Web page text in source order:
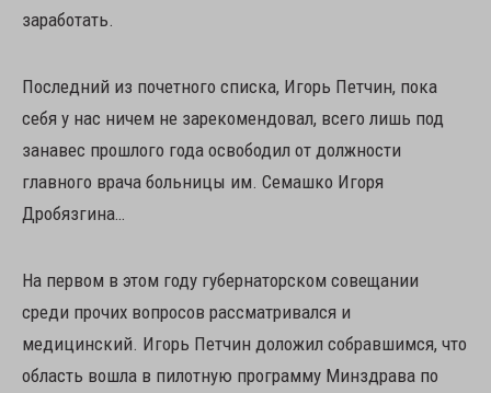
заработать.
Последний из почетного списка, Игорь Петчин, пока
себя у нас ничем не зарекомендовал, всего лишь под
занавес прошлого года освободил от должности
главного врача больницы им. Семашко Игоря
Дробязгина…
На первом в этом году губернаторском совещании
среди прочих вопросов рассматривался и
медицинский. Игорь Петчин доложил собравшимся, что
область вошла в пилотную программу Минздрава по